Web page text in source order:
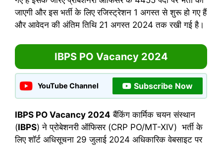
जाएगी और इस भर्ती के लिए रजिस्ट्रेशन 1 अगस्त से शुरू हो गए हैं
और आवेदन की अंतिम तिथि 21 अगस्त 2024 तक रखी गई है।
IBPS PO Vacancy 2024
YouTube Channel Subscribe Now
IBPS PO Vacancy 2024 बैंकिंग कार्मिक चयन संस्थान
(IBPS) ने प्रोबेशनरी ऑफिसर (CRP PO/MT-XIV) भर्ती के
लिए शॉर्ट अधिसूचना 29 जुलाई 2024 अधिकारिक वेबसाइट पर